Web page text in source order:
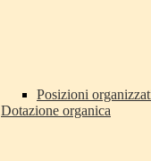
Posizioni
Dotazione organica